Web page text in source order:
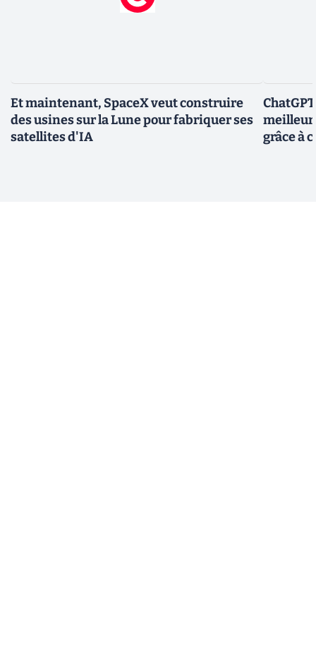
Et maintenant, SpaceX veut construire
des usines sur la Lune pour fabriquer ses
satellites d'IA
grâce à